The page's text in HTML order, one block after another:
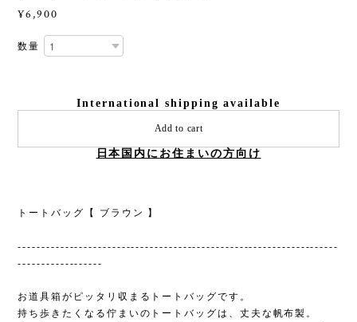
¥6,900
数量
International shipping available
Add to cart
日本国内にお住まいの方向け
トートバッグ【 ブラウン 】
--------------------------------------------------------------------
------------------
お道具箱がピッタリ収まるトートバッグです。
持ち歩きたくなる佇まいのトートバッグは、丈夫な帆布製。